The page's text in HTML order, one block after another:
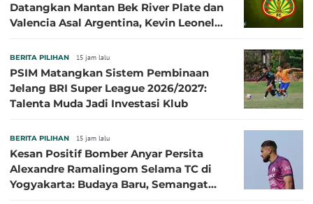
Datangkan Mantan Bek River Plate dan
Valencia Asal Argentina, Kevin Leonel
BERITA PILIHAN 15 jam lalu
PSIM Matangkan Sistem Pembinaan
Jelang BRI Super League 2026/2027:
Talenta Muda Jadi Investasi Klub
BERITA PILIHAN 15 jam lalu
Kesan Positif Bomber Anyar Persita
Alexandre Ramalingom Selama TC di
Yogyakarta: Budaya Baru, Semangat